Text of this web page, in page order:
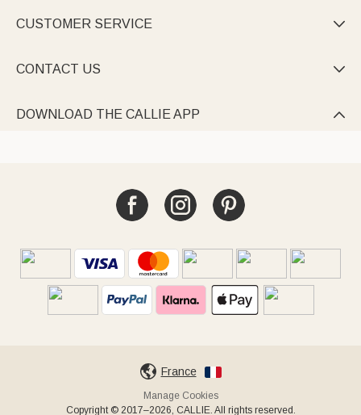
CUSTOMER SERVICE 
CONTACT US 
DOWNLOAD THE CALLIE APP 
France
Manage Cookies
Copyright © 2017–2026, CALLIE. All rights reserved.